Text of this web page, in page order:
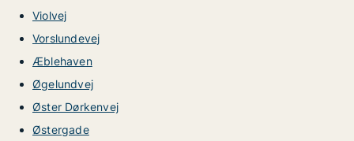
Violvej
Vorslundevej
Æblehaven
Øgelundvej
Øster Dørkenvej
Østergade